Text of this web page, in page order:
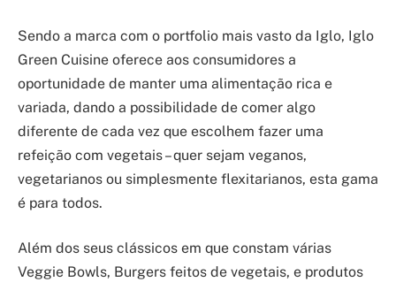
Sendo a marca com o portfolio mais vasto da Iglo, Iglo
Green Cuisine oferece aos consumidores a
oportunidade de manter uma alimentação rica e
variada, dando a possibilidade de comer algo
diferente de cada vez que escolhem fazer uma
refeição com vegetais – quer sejam veganos,
vegetarianos ou simplesmente flexitarianos, esta gama
é para todos.
Além dos seus clássicos em que constam várias
Veggie Bowls, Burgers feitos de vegetais, e produtos